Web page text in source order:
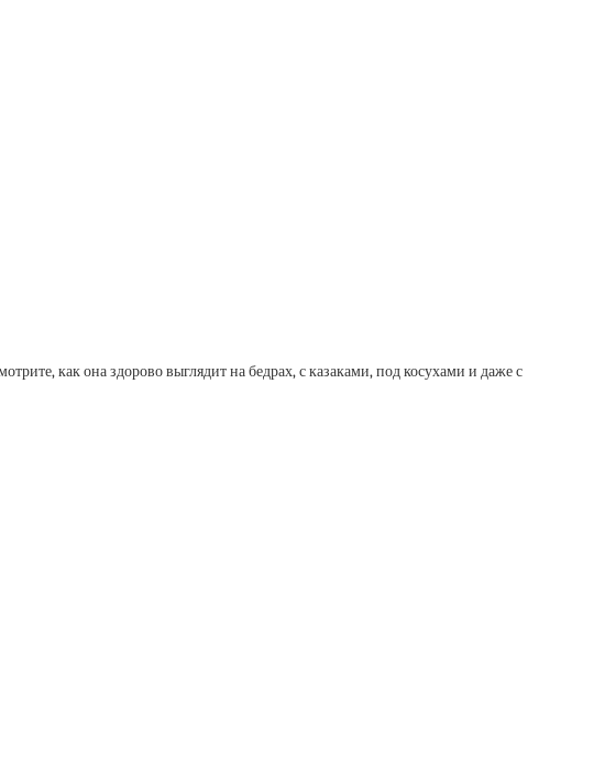
как она здорово выглядит на бедрах, с казаками, под косухами и даже с